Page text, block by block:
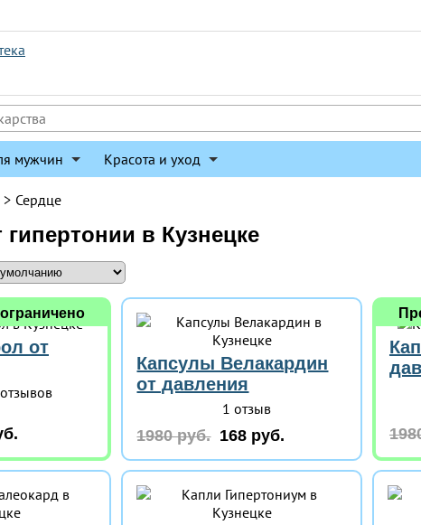
мужчин Красота и уход
> Сердце
гипертонии в Кузнецке
от
Капсулы Велакардин
от давления
1 отзыв
1980 руб. 168 руб.